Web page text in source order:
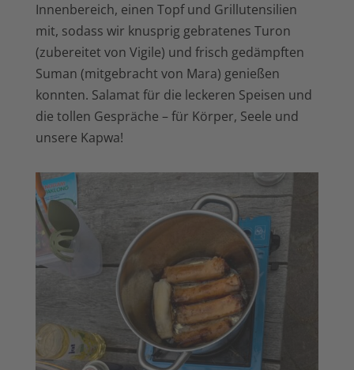
Innenbereich, einen Topf und Grillutensilien
mit, sodass wir knusprig gebratenes Turon
(zubereitet von Vigile) und frisch gedämpften
Suman (mitgebracht von Mara) genießen
konnten. Salamat für die leckeren Speisen und
die tollen Gespräche – für Körper, Seele und
unsere Kapwa!